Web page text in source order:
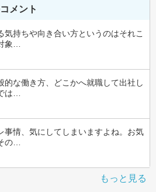
メント
気持ちや向き合い方というのはそれこ
象…
的な働き方、どこかへ就職して出社し
は…
事情、気にしてしまいますよね。お気
の…
もっと見る